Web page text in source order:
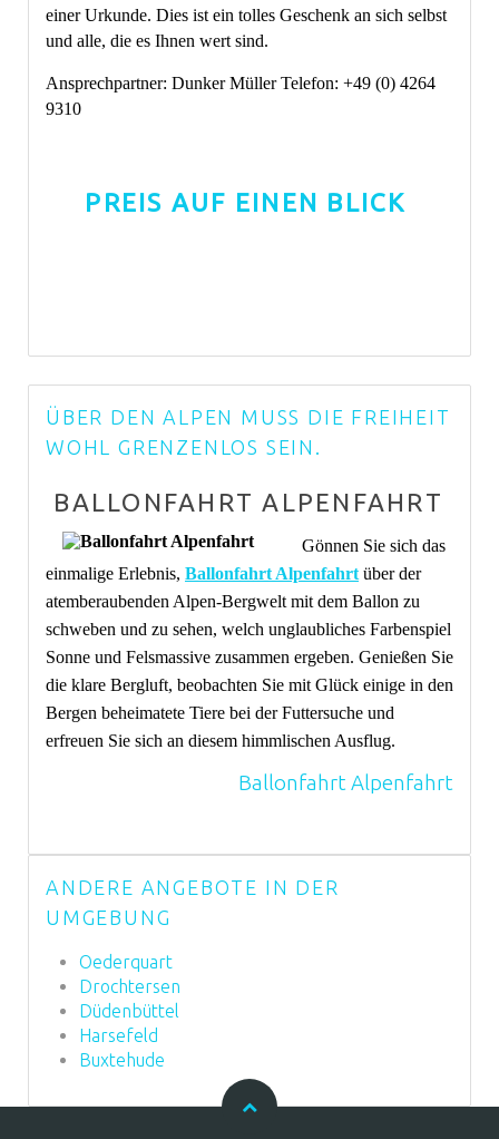
einer Urkunde. Dies ist ein tolles Geschenk an sich selbst
und alle, die es Ihnen wert sind.
Ansprechpartner: Dunker Müller Telefon: +49 (0) 4264
9310
PREIS AUF EINEN BLICK
ÜBER DEN ALPEN MUSS DIE FREIHEIT
WOHL GRENZENLOS SEIN.
BALLONFAHRT ALPENFAHRT
Gönnen Sie sich das
einmalige Erlebnis, Ballonfahrt Alpenfahrt über der
atemberaubenden Alpen-Bergwelt mit dem Ballon zu
schweben und zu sehen, welch unglaubliches Farbenspiel
Sonne und Felsmassive zusammen ergeben. Genießen Sie
die klare Bergluft, beobachten Sie mit Glück einige in den
Bergen beheimatete Tiere bei der Futtersuche und
erfreuen Sie sich an diesem himmlischen Ausflug.
Ballonfahrt Alpenfahrt
ANDERE ANGEBOTE IN DER
UMGEBUNG
Oederquart
Drochtersen
Düdenbüttel
Harsefeld
Buxtehude